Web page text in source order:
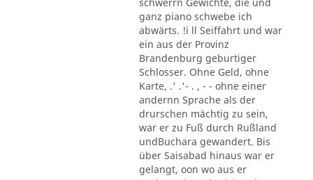
ganz piano schwebe ich
abwärts. !i ll Seiffahrt und war
ein aus der Provinz
Brandenburg geburtiger
Schlosser. Ohne Geld, ohne
Karte, .' .'- . , - - ohne einer
andernn Sprache als der
drurschen mächtig zu sein,
war er zu Fuß durch Rußland
undBuchara gewandert. Bis
über Saisabad hinaus war er
gelangt, oon wo aus er